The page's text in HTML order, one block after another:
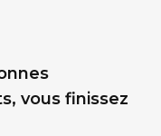
vous finissez